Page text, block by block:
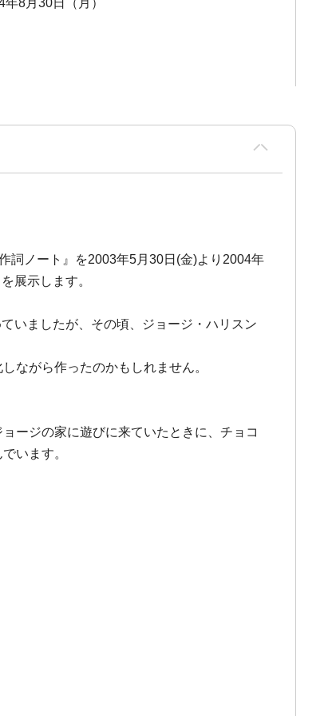
8月30日（月）
詞ノート』を2003年5月30日(金)より2004年
展示します。
いましたが、その頃、ジョージ・ハリスン
ながら作ったのかもしれません。
ージの家に遊びに来ていたときに、チョコ
います。